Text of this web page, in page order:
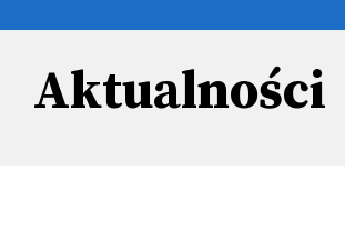
Aktualności